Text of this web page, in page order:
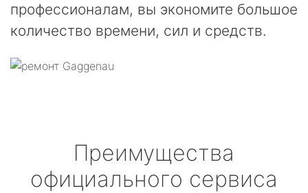
профессионалам, вы экономите большое
количество времени, сил и средств.
Преимущества
официального сервиса